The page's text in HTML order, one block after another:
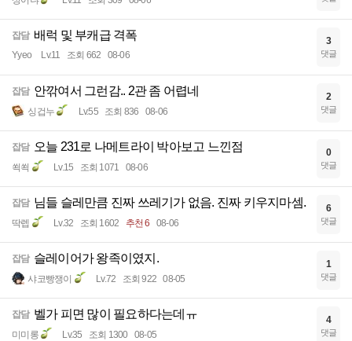
잡담 배럭 및 부캐급 격폭
Yyeo Lv.11 조회 662 08-06
3
댓글
잡담 안깎여서 그런감.. 2관 좀 어렵네
싱겁누 Lv.55 조회 836 08-06
2
댓글
잡담 오늘 231로 나메트라이 박아보고 느낀점
쐭쐭 Lv.15 조회 1071 08-06
0
댓글
잡담 님들 슬레만큼 진짜 쓰레기가 없음. 진짜 키우지마셈.
딱렙 Lv.32 조회 1602 추천 6 08-06
6
댓글
잡담 슬레이어가 왕족이였지.
샤코빵쟁이 Lv.72 조회 922 08-05
1
댓글
잡담 벨가 피면 많이 필요하다는데ㅠ
미미롱 Lv.35 조회 1300 08-05
4
댓글